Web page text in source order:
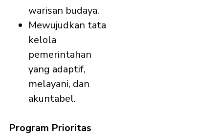
warisan budaya.
Mewujudkan tata
kelola
pemerintahan
yang adaptif,
melayani, dan
akuntabel.
Program Prioritas